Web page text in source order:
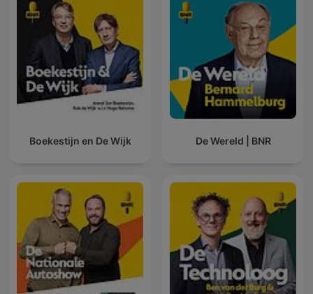
Boekestijn en De Wijk De Wereld | BNR